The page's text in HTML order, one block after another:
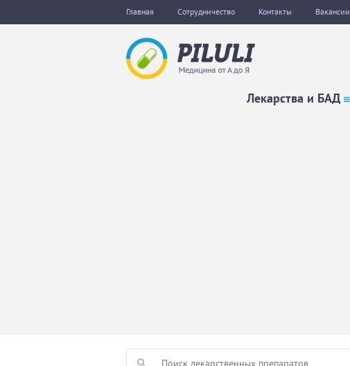
Главная Сотрудничество Контакты Вакансии
Лекарства и БАД